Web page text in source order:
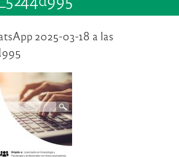
2025-03-18 a las